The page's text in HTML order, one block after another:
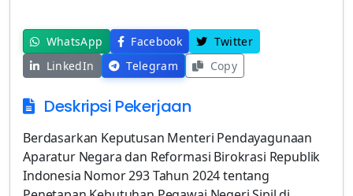
WhatsApp Facebook
Twitter
LinkedIn
Telegram Copy
Deskripsi Pekerjaan
Berdasarkan Keputusan Menteri Pendayagunaan
Aparatur Negara dan Reformasi Birokrasi Republik
Indonesia Nomor 293 Tahun 2024 tentang